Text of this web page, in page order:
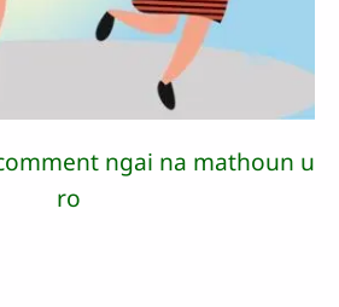
ngai na mathoun u
ro